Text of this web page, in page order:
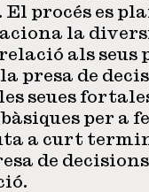
procés es
la
als
presa de
seues
per a
a curt
de